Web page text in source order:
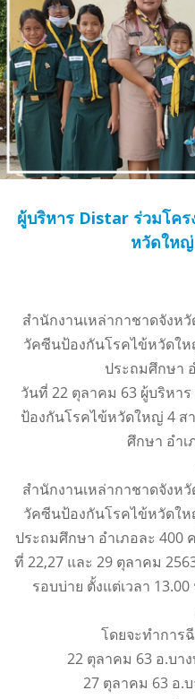
ผู้บริหาร Distar ร่วมโค
หวัดให
สำนักงานเหล่ากาชาดจังห
วัคซีนป้องกันโรคไข้หวัดใ
ประถมศึกษา
วันที่ 22 ตุลาคม 63 ผู้บริหา
ป้องกันโรคไข้หวัดใหญ่ 4 ส
ศึกษา อำเ
สำนักงานเหล่ากาชาดจังห
วัคซีนป้องกันโรคไข้หวัดใ
ประถมศึกษา อำเภอละ
ที่ 22,27 และ 29 ตุลาคม
รอบบ่าย ตั้งแต่เวลา
โดยจะทำการ
22 ตุลาคม 63 อ.บา
27 ตุลาคม 63 อ.